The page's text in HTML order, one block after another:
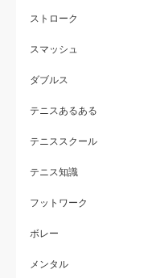
ストローク
スマッシュ
ダブルス
テニスあるある
テニススクール
テニス知識
フットワーク
ボレー
メンタル